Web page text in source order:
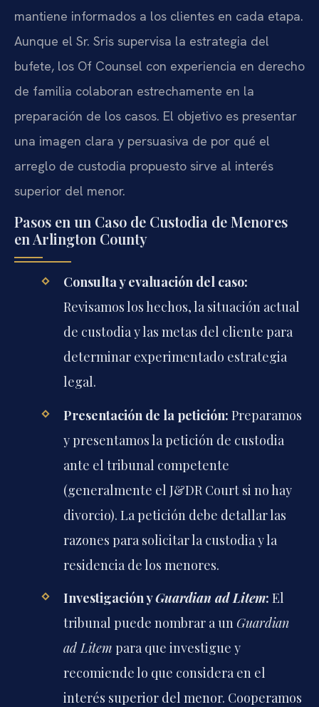
mantiene informados a los clientes en cada etapa.
Aunque el Sr. Sris supervisa la estrategia del
bufete, los Of Counsel con experiencia en derecho
de familia colaboran estrechamente en la
preparación de los casos. El objetivo es presentar
una imagen clara y persuasiva de por qué el
arreglo de custodia propuesto sirve al interés
superior del menor.
Pasos en un Caso de Custodia de Menores
en Arlington County
Consulta y evaluación del caso:
Revisamos los hechos, la situación actual
de custodia y las metas del cliente para
determinar experimentado estrategia
legal.
Presentación de la petición: Preparamos
y presentamos la petición de custodia
ante el tribunal competente
(generalmente el J&DR Court si no hay
divorcio). La petición debe detallar las
razones para solicitar la custodia y la
residencia de los menores.
Investigación yGuardian ad Litem: El
tribunal puede nombrar a un Guardian
ad Litem para que investigue y
recomiende lo que considera en el
interés superior del menor. Cooperamos